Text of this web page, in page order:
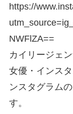
https://
NWFlZA==
カイリージェ
女優・インス
ンスタグラム
す。